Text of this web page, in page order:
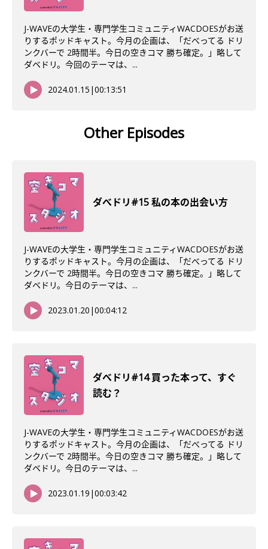
J-WAVEの大学生・専門学生コミュニティWACDOESがお送
りするポッドキャスト。今月の企画は、「だべってる ドリ
ンクバーで 2時間半。今日の空きコマ 勝ち確定。」略して
ダベドリ。今回のテーマは、...
2024.01.15 |00:13:51
Other Episodes
ダべドリ#15 私の本の出会い方
J-WAVEの大学生・専門学生コミュニティWACDOESがお送
りするポッドキャスト。今月の企画は、「だべってる ドリ
ンクバーで 2時間半。今日の空きコマ 勝ち確定。」略して
ダベドリ。今日のテーマは、...
2023.01.20 |00:04:12
ダべドリ#14 買った本って、すぐ
読む？
J-WAVEの大学生・専門学生コミュニティWACDOESがお送
りするポッドキャスト。今月の企画は、「だべってる ドリ
ンクバーで 2時間半。今日の空きコマ 勝ち確定。」略して
ダベドリ。今日のテーマは、...
2023.01.19 |00:03:42